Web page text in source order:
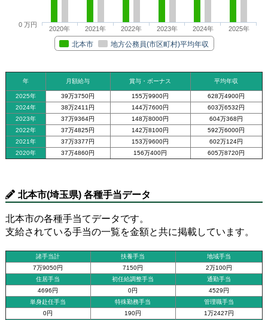
北本市 地方公務員(市区町村)平均年収
2020年 2021年 2022年 2023年 2024年 2025年
0 万円
年 月額給与 賞与・ボーナス 平均年収
2025年 39万3750円 155万9900円
628万4900円
2024年
38万2411円 144万7600円
603万6532円
2023年
37万9364円 148万8000円
604万368円
2022年
37万4825円 142万8100円
592万6000円
2021年
37万3377円 153万9600円
602万124円
2020年
37万4860円 156万400円 605万8720円
北本市(埼玉県) 各種手当データ
北本市の各種手当てデータです。
支給されている手当の一覧を金額と共に掲載しています。
諸手当計 扶養手当
地域手当
7万9050円
7150円
2万100円
住居手当
初任給調整手当
通勤手当
4696円
0円
4529円
単身赴任手当
特殊勤務手当
管理職手当
0円
190円 1万2427円